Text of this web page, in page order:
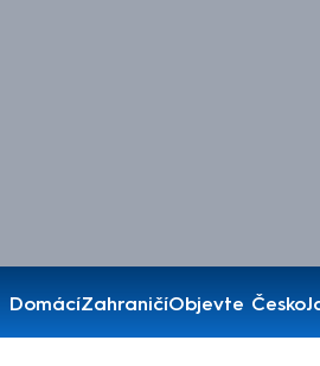
DomácíZahraničíObjevte Česko
Pořady